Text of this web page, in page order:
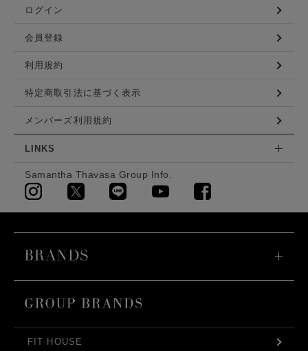
ログイン
会員登録
利用規約
特定商取引法に基づく表示
メンバーズ利用規約
LINKS
Samantha Thavasa Group Info.
FIT HOUSE